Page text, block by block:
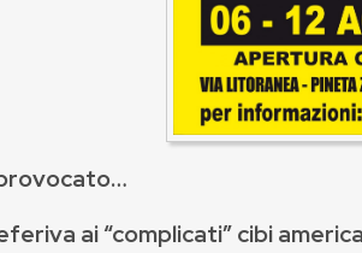
ai “complicati” cibi